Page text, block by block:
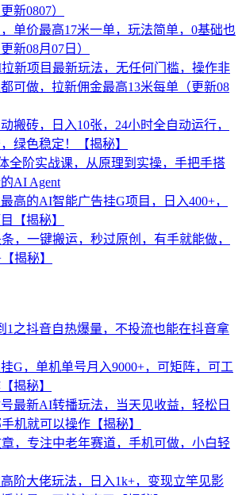
新0807）
单价最高17米一单，玩法简单，0基础也
新08月07日）
新项目最新玩法，无任何门槛，操作非
可做，拉新佣金最高13米每单（更新08
搬砖，日入10张，24小时全自动运行，
绿色稳定！【揭秘】
全阶实战课，从原理到实操，手把手搭
AI Agent
高的AI智能广告挂G项目，日入400+，
【揭秘】
，一键搬运，秒过原创，有手就能做，
揭秘】
1之抖音自热爆量，不投流也能在抖音拿
G，单机单号月入9000+，可矩阵，可工
揭秘】
最新AI转播玩法，当天见收益，轻松日
机就可以操作【揭秘】
，专注中老年赛道，手机可做，小白轻
阶大佬玩法，日入1k+，变现立竿见影